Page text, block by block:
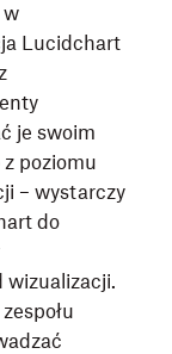
w
Lucidchart
je swoim
poziomu
– wystarczy
do
wizualizacji.